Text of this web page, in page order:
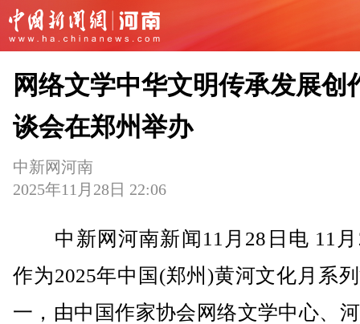
网络文学中华文明传承发展创
谈会在郑州举办
中新网河南
2025年11月28日 22:06
中新网河南新闻11月28日电 11月
作为2025年中国(郑州)黄河文化月系
一，由中国作家协会网络文学中心、